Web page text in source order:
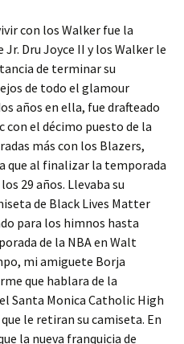
con los Walker fue la
Dru Joyce II y los Walker le
de terminar su
de todo el glamour
años en ella, fue drafteado
con el décimo puesto de la
más con los Blazers,
que al finalizar la temporada
29 años. Llevaba su
de Black Lives Matter
para los himnos hasta
de la NBA en Walt
mi amiguete Borja
que hablara de la
Santa Monica Catholic High
le retiran su camiseta. En
la nueva franquicia de